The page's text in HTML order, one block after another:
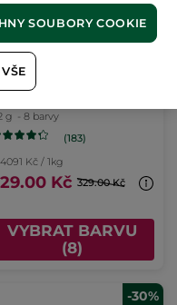
v tužce
g - 8 barvy
(183)
Kč / 1kg
Kč 329.00 Kč
VYBRAT BARVU
(8)
-30%
SOUBORY COOKIE